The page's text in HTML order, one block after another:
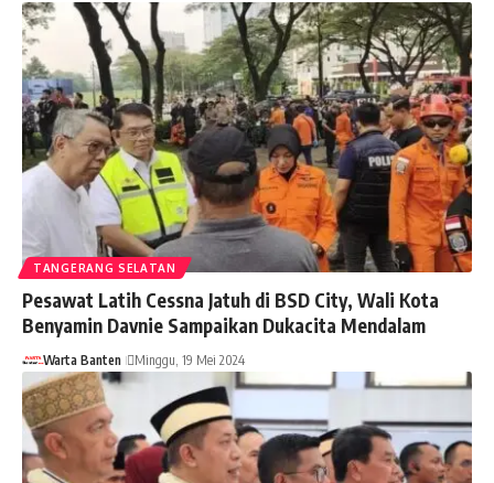
TANGERANG SELATAN
Pesawat Latih Cessna Jatuh di BSD City, Wali Kota
Benyamin Davnie Sampaikan Dukacita Mendalam
Warta Banten Minggu, 19 Mei 2024